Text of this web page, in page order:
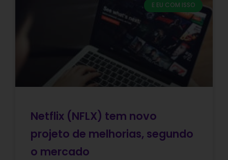
E EU COM ISSO
Netflix (NFLX) tem novo
projeto de melhorias, segundo
o mercado